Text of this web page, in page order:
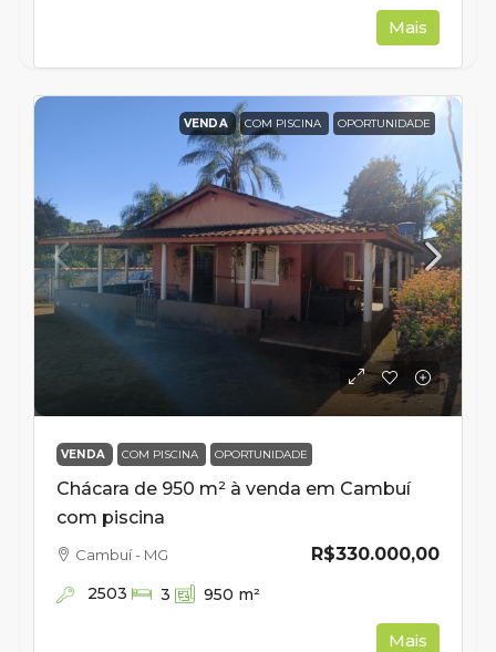
Mais
VENDA COM PISCINA OPORTUNIDADE
VENDA COM PISCINA OPORTUNIDADE
Chácara de 950 m² à venda em Cambuí
com piscina
R$330.000,00
Cambuí - MG
2503 3 950 m²
Mais